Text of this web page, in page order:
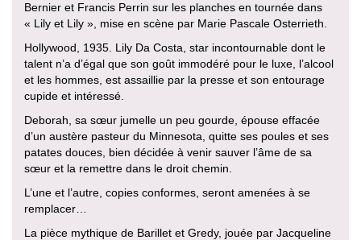
Bernier et Francis Perrin sur les planches en tournée dans
« Lily et Lily », mise en scène par Marie Pascale Osterrieth.
Hollywood, 1935. Lily Da Costa, star incontournable dont le
talent n’a d’égal que son goût immodéré pour le luxe, l’alcool
et les hommes, est assaillie par la presse et son entourage
cupide et intéressé.
Deborah, sa sœur jumelle un peu gourde, épouse effacée
d’un austère pasteur du Minnesota, quitte ses poules et ses
patates douces, bien décidée à venir sauver l’âme de sa
sœur et la remettre dans le droit chemin.
L’une et l’autre, copies conformes, seront amenées à se
remplacer…
La pièce mythique de Barillet et Gredy, jouée par Jacqueline